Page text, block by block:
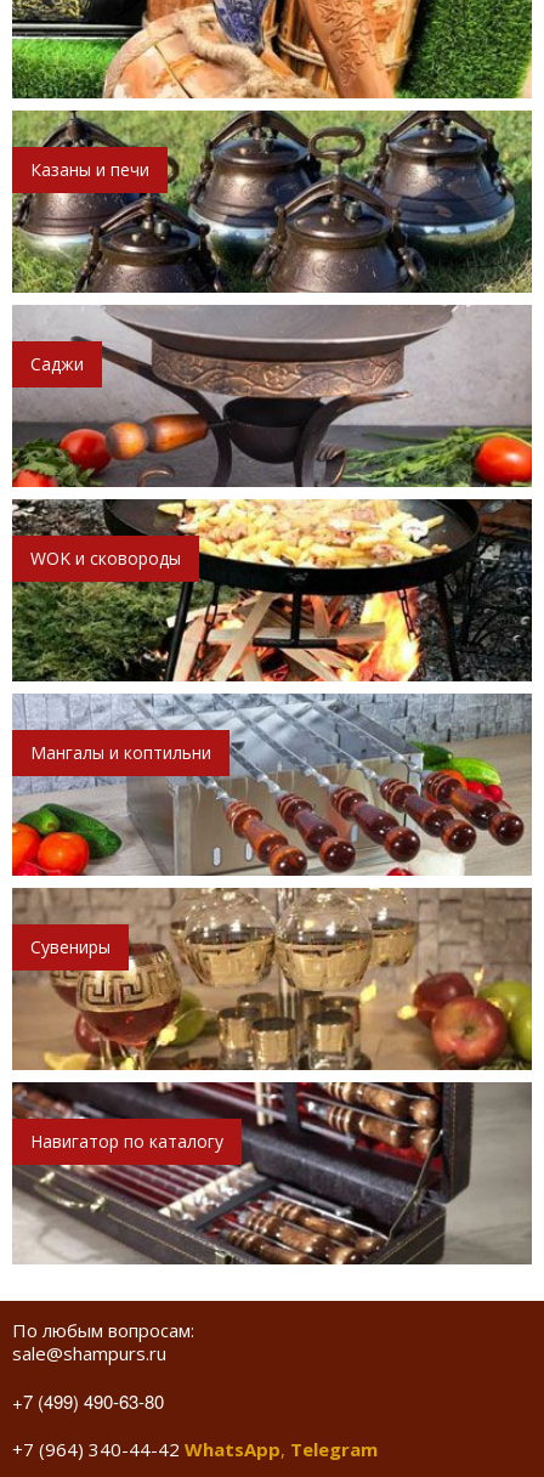
Казаны и печи
Саджи
WOK и сковороды
Мангалы и коптильни
Сувениры
Навигатор по каталогу
По любым вопросам:
sale@shampurs.ru
+7 (499) 490-63-80
+7 (964) 340-44-42 WhatsApp, Telegram